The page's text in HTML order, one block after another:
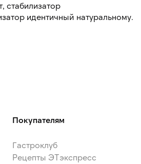
для разведения жирность
до 6,7%.
стабилизатор
идентичный натуральному.
Покупателям
Гастроклуб
Рецепты ЭТэкспресс